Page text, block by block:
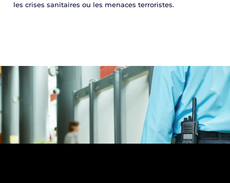
les crises sanitaires ou les menaces terroristes.